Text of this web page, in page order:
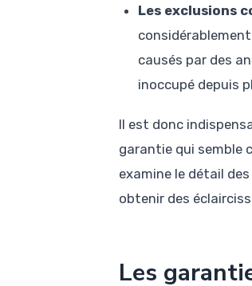
Les exclusions
causés par des
inoccupé depuis
Il est donc
garantie qui semble
examine le détail
obtenir des
Les